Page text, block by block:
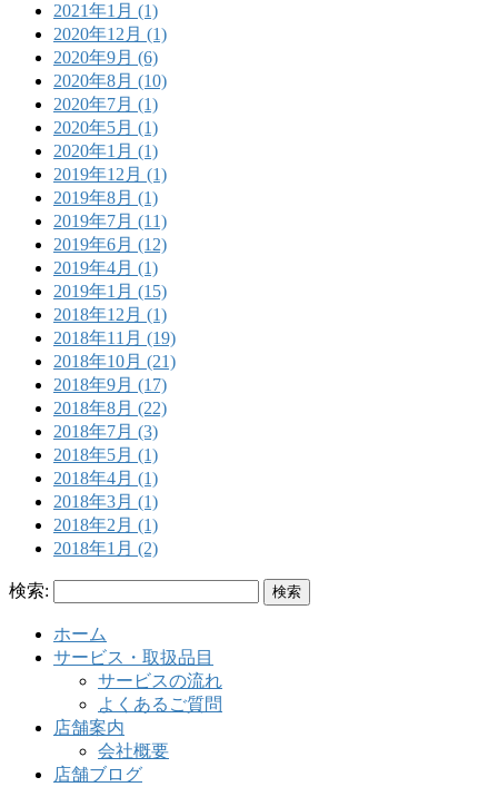
2021年1月 (1)
2020年12月 (1)
2020年9月 (6)
2020年8月 (10)
2020年7月 (1)
2020年5月 (1)
2020年1月 (1)
2019年12月 (1)
2019年8月 (1)
2019年7月 (11)
2019年6月 (12)
2019年4月 (1)
2019年1月 (15)
2018年12月 (1)
2018年11月 (19)
2018年10月 (21)
2018年9月 (17)
2018年8月 (22)
2018年7月 (3)
2018年5月 (1)
2018年4月 (1)
2018年3月 (1)
2018年2月 (1)
2018年1月 (2)
検索:
ホーム
サービス・取扱品目
サービスの流れ
よくあるご質問
店舗案内
会社概要
店舗ブログ